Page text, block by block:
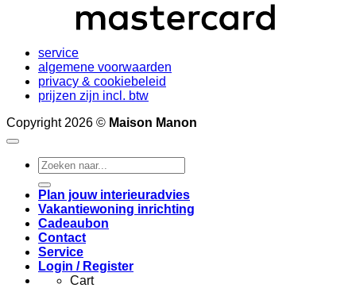
service
algemene voorwaarden
privacy & cookiebeleid
prijzen zijn incl. btw
Copyright 2026 © Maison Manon
Search
for:
Plan jouw interieuradvies
Vakantiewoning inrichting
Cadeaubon
Contact
Service
Login / Register
Cart